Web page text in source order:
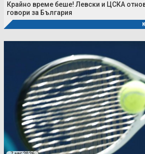
Крайно време беше! Левски и ЦСКА
говори за България